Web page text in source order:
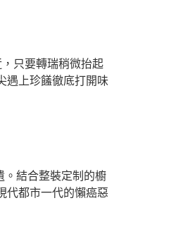
只要轉瑞稍微抬起
遇上珍饈徹底打開味
。結合整裝定制的櫥
代都市一代的懶癌惡